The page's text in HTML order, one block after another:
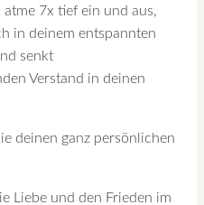
atme 7x tief ein und aus,
in deinem entspannten
senkt
Verstand in deinen
deinen ganz persönlichen
Liebe und den Frieden im